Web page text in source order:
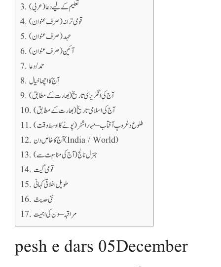
تعلیم کے لیے دعا (عربی)
قومی ترانہ (صرف عنوان)
عہد (صرف عنوان)
آئین (صرف عنوان)
حمد / دعا
آج کا اچھا خیال
آج کی انگریزی تاریخ (بھارت کے مطابق)
آج کی اسلامی تاریخ (بھارت کے مطابق)
طلوع و غروبِ آفتاب – مہاراشٹر (پونے کا اوسط وقت)
آج کا خاص دن (India / World)
جنرل نالج (آج کی مناسبت سے)
قومی گیت
طویل اخلاقی کہانی
نئی حدیث
مراقبہ – دن کی اہمیت
pesh e dars 05December